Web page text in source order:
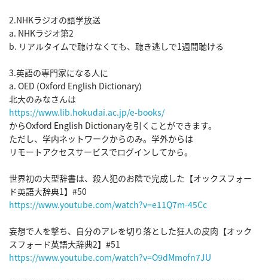
2.NHKラジオの語学放送
a. NHKラジオ第2
b. リアルタイムで聴けなくても、聴き逃しで1週間聴ける
3.英語の専門家になる人に
a. OED (Oxford English Dictionary)
https://www.lib.hokudai.ac.jp/e-books/
からOxford English Dictionaryを引くことができます。
ただし、学内ネットワークからのみ。学外からは
リモートアクセスサービスでログインしてから。
世界初の大型辞書は、殺人犯のお陰で完成した【オックスフォー
https://www.youtube.com/watch?v=e11Q7m-45Cc
妄想で人を撃ち、自分のアレを切り落とした狂人の皮肉【オック
https://www.youtube.com/watch?v=O9dMmofn7JU